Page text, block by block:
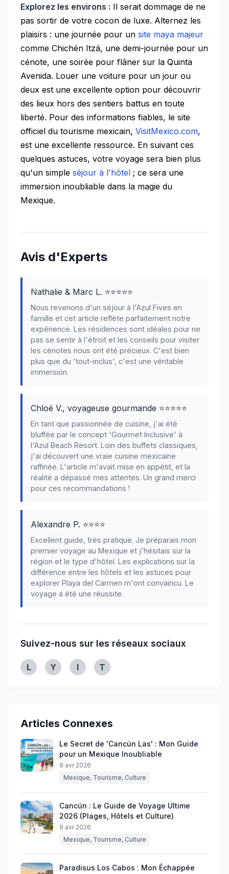
Explorez les environs : Il serait dommage de ne
pas sortir de votre cocon de luxe. Alternez les
plaisirs : une journée pour un site maya majeur
comme Chichén Itzá, une demi-journée pour un
cénote, une soirée pour flâner sur la Quinta
Avenida. Louer une voiture pour un jour ou
deux est une excellente option pour découvrir
des lieux hors des sentiers battus en toute
liberté. Pour des informations fiables, le site
officiel du tourisme mexicain, VisitMexico.com,
est une excellente ressource. En suivant ces
quelques astuces, votre voyage sera bien plus
qu'un simple séjour à l'hôtel ; ce sera une
immersion inoubliable dans la magie du
Mexique.
Avis d'Experts
Nathalie & Marc L. ⭐⭐⭐⭐⭐
Nous revenons d'un séjour à l'Azul Fives en
famille et cet article reflète parfaitement notre
expérience. Les résidences sont idéales pour ne
pas se sentir à l'étroit et les conseils pour visiter
les cénotes nous ont été précieux. C'est bien
plus que du 'tout-inclus', c'est une véritable
immersion.
Chloé V., voyageuse gourmande ⭐⭐⭐⭐⭐
En tant que passionnée de cuisine, j'ai été
bluffée par le concept 'Gourmet Inclusive' à
l'Azul Beach Resort. Loin des buffets classiques,
j'ai découvert une vraie cuisine mexicaine
raffinée. L'article m'avait mise en appétit, et la
réalité a dépassé mes attentes. Un grand merci
pour ces recommandations !
Alexandre P. ⭐⭐⭐⭐
Excellent guide, très pratique. Je préparais mon
premier voyage au Mexique et j'hésitais sur la
région et le type d'hôtel. Les explications sur la
différence entre les hôtels et les astuces pour
explorer Playa del Carmen m'ont convaincu. Le
voyage a été une réussite.
Suivez-nous sur les réseaux sociaux
Linkedin
L Youtube
Y Instagram
I Twitter
T
Articles Connexes
Le Secret de 'Cancún Las' : Mon Guide
pour un Mexique Inoubliable
9 avr 2026
Mexique, Tourisme, Culture
Cancún : Le Guide de Voyage Ultime
2026 (Plages, Hôtels et Culture)
9 avr 2026
Mexique, Tourisme, Culture
Paradisus Los Cabos : Mon Échappée